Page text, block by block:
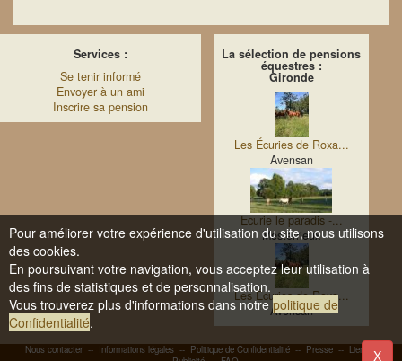
Services :
Se tenir informé
Envoyer à un ami
Inscrire sa pension
La sélection de pensions
équestres :
Gironde
Les Écuries de Roxa...
Avensan
Ecurie le paradis -...
Mesterrieux
Les Écuries de Roxa...
Avensan
Nous contacter -- Informations légales -- Politique de Confidentialité -- Presse -- Liens
-
Pour améliorer votre expérience d'utilisation du site, nous utilisons
des cookies.
En poursuivant votre navigation, vous acceptez leur utilisation à
des fins de statistiques et de personnalisation.
Vous trouverez plus d'informations dans notrepolitique de
Confidentialité.
X